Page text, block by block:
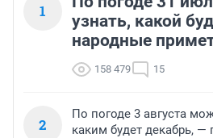
1
узнать, какой
народные
158 479 15
2
По погоде 3 августа
каким будет декабрь,